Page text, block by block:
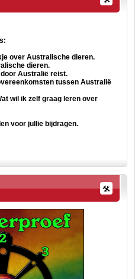
over Australische dieren.
dieren.
Australië reist.
tussen Australië
wil ik zelf graag leren over
voor jullie bijdragen.